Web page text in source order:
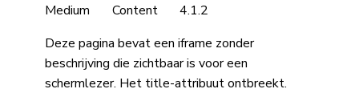
Medium
Content
4.1.2
Deze pagina bevat een iframe zonder
beschrijving die zichtbaar is voor een
schermlezer. Het title-attribuut ontbreekt.